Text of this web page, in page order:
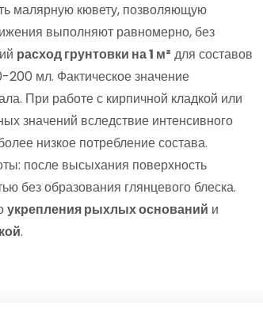
малярную кювету, позволяющую
выполняют равномерно, без
расход грунтовки на 1 м² для составов
200 мл. Фактическое значение
При работе с кирпичной кладкой или
значений вследствие интенсивного
низкое потребление состава.
после высыхания поверхность
без образования глянцевого блеска.
укрепления рыхлых оснований и
.